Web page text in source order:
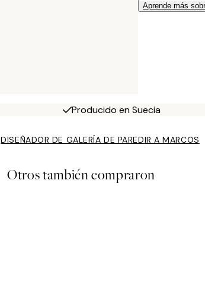
Aprende más
Producido en Suecia
DISEÑADOR DE GALERÍA DE PAREDIR A MARCOS
Otros también compraron